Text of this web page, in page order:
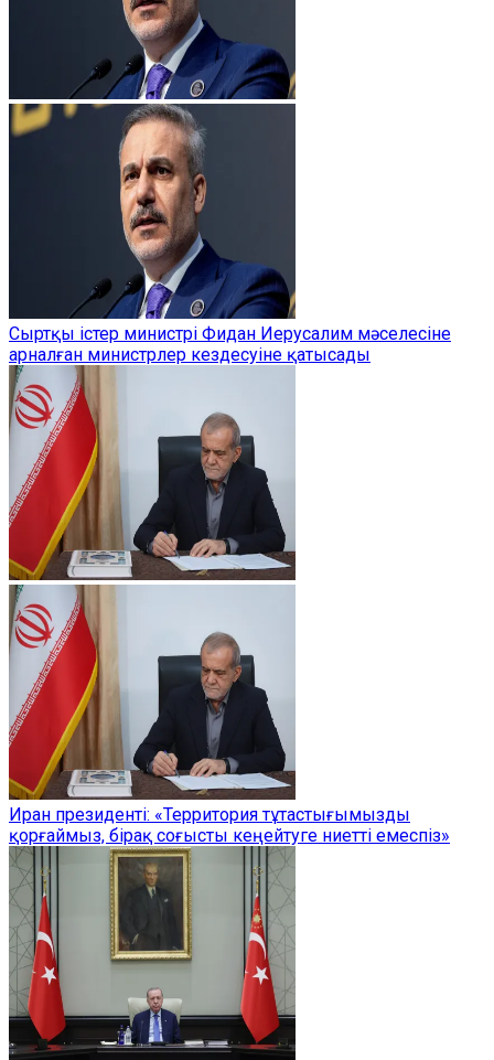
Сыртқы істер министрі Фидан Иерусалим мәселесіне
арналған министрлер кездесуіне қатысады
Иран президенті: «Территория тұтастығымызды
қорғаймыз, бірақ соғысты кеңейтуге ниетті емеспіз»